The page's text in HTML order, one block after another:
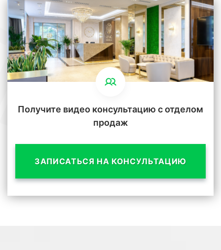
Получите видео консультацию с отделом
продаж
ЗАПИСАТЬСЯ НА КОНСУЛЬТАЦИЮ